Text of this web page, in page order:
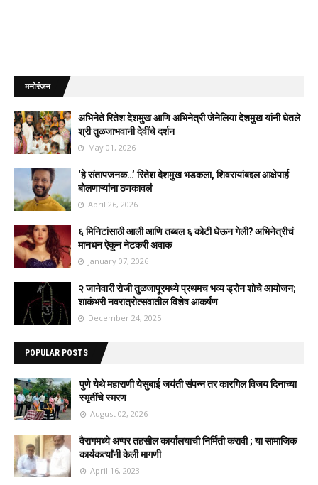
मनोरंजन
अभिनेते रितेश देशमुख आणि अभिनेत्री जेनेलिया देशमुख यांनी घेतले
श्री तुळजाभवानी देवींचे दर्शन
May 01, 2026
‘हे संतापजनक…’ रितेश देशमुख भडकला, शिवरायांबद्दल आक्षेपार्ह
बोलणाऱ्यांना ठणकावलं
April 26, 2026
६ मिनिटांसाठी आली आणि तब्बल ६ कोटी घेऊन गेली? अभिनेत्रीचं
मानधन ऐकून नेटकरी अवाक
January 07, 2026
२ जानेवारी रोजी तुळजापूरमध्ये प्रथमच भव्य ड्रोन शोचे आयोजन;
शाकंभरी नवरात्रोत्सवातील विशेष आकर्षण
December 24, 2025
POPULAR POSTS
पुणे येथे महाराणी येसुबाई जयंती संपन्न तर कारगिल विजय दिनाच्या
स्मृतींचे स्मरण
August 02, 2026
वैरागमध्ये अप्पर तहसील कार्यालयाची निर्मिती करावी ; या सामाजिक
कार्यकर्त्यांनी केली मागणी
April 16, 2023